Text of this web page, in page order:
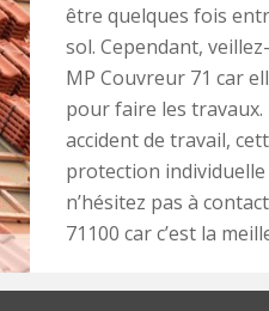
être quelques fois
sol. Cependant,
MP Couvreur 71 car
pour faire les
accident de travail,
protection individuelle
n’hésitez pas à
71100 car c’est la